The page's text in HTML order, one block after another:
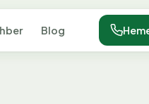
Blog